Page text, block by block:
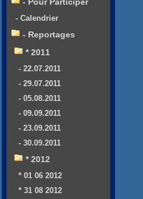
- Pour Participer
- Calendrier
- Reportages
* 2011
- 22.07.2011
- 29.07.2011
- 05.08.2011
- 09.09.2011
- 23.09.2011
- 30.09.2011
* 2012
* 01 06 2012
* 31 08 2012